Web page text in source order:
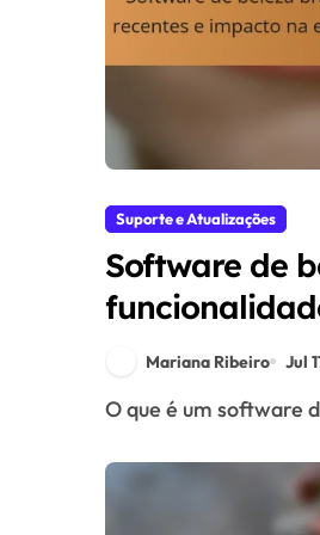
Suporte e Atualizações
Software de
Mariana Ribeiro Jul
O que é um